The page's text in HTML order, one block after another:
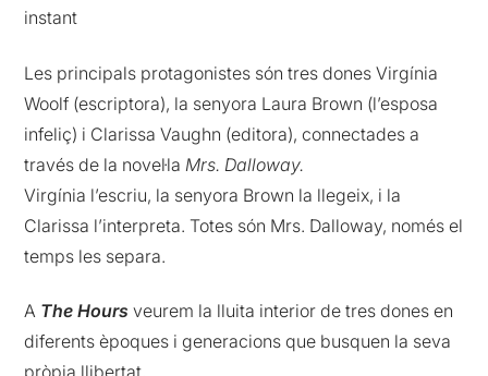
instant
Les principals protagonistes són tres dones Virgínia
Woolf (escriptora), la senyora Laura Brown (l’esposa
infeliç) i Clarissa Vaughn (editora), connectades a
través de la novel·la Mrs. Dalloway.
Virgínia l’escriu, la senyora Brown la llegeix, i la
Clarissa l’interpreta. Totes són Mrs. Dalloway, només el
temps les separa.
A The Hours veurem la lluita interior de tres dones en
diferents èpoques i generacions que busquen la seva